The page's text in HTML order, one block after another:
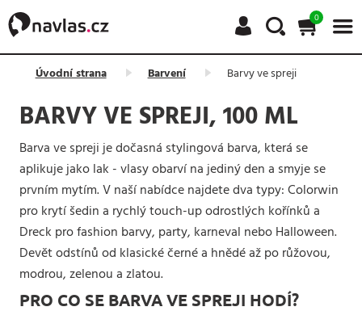
0
Úvodní strana Barvení Barvy ve spreji
BARVY VE SPREJI, 100 ML
Barva ve spreji je dočasná stylingová barva, která se
aplikuje jako lak - vlasy obarví na jediný den a smyje se
prvním mytím. V naší nabídce najdete dva typy: Colorwin
pro krytí šedin a rychlý touch-up odrostlých kořínků a
Dreck pro fashion barvy, party, karneval nebo Halloween.
Devět odstínů od klasické černé a hnědé až po růžovou,
modrou, zelenou a zlatou.
PRO CO SE BARVA VE SPREJI HODÍ?